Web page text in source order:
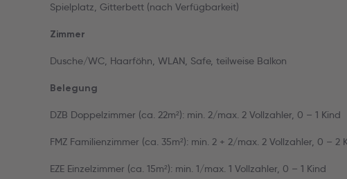
Spielplatz, Gitterbett (nach Verfügbarkeit)
Zimmer
Dusche/WC, Haarföhn, WLAN, Safe, teilweise Balkon
Belegung
DZB Doppelzimmer (ca. 22m²): min. 2/max. 2 Vollzahler, 0 – 1 Kind
FMZ Familienzimmer (ca. 35m²): min. 2 + 2/max. 2 Vollzahler, 0 – 2
EZE Einzelzimmer (ca. 15m²): min. 1/max. 1 Vollzahler, 0 – 1 Kind